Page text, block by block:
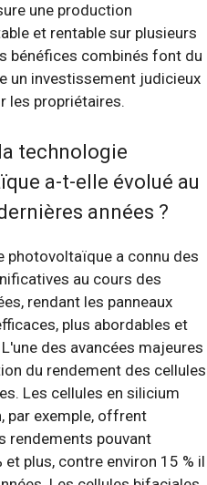
une production
et rentable sur plusieurs
bénéfices combinés font du
un investissement judicieux
les propriétaires.
technologie
a-t-elle évolué au
années ?
photovoltaïque a connu des
au cours des
rendant les panneaux
plus abordables et
des avancées majeures
du rendement des cellules
Les cellules en silicium
par exemple, offrent
rendements pouvant
et plus, contre environ 15 % il